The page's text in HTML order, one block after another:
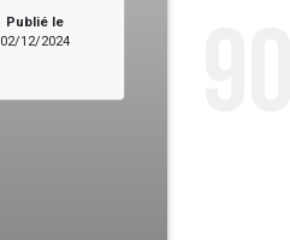
Publié le
02/12/2024